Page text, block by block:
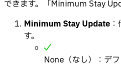
できます。「Minimum Stay
Minimum Stay Update
す。
None（なし）：デ